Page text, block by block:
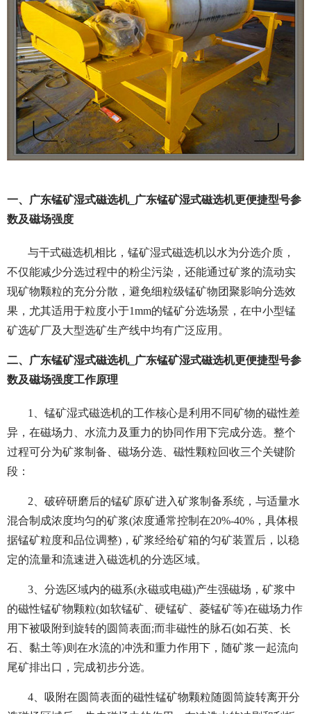
一、广东锰矿湿式磁选机_广东锰矿湿式磁选机更便捷型号参
数及磁场强度
与干式磁选机相比，锰矿湿式磁选机以水为分选介质，
不仅能减少分选过程中的粉尘污染，还能通过矿浆的流动实
现矿物颗粒的充分分散，避免细粒级锰矿物团聚影响分选效
果，尤其适用于粒度小于1mm的锰矿分选场景，在中小型锰
矿选矿厂及大型选矿生产线中均有广泛应用。
二、广东锰矿湿式磁选机_广东锰矿湿式磁选机更便捷型号参
数及磁场强度工作原理
1、锰矿湿式磁选机的工作核心是利用不同矿物的磁性差
异，在磁场力、水流力及重力的协同作用下完成分选。整个
过程可分为矿浆制备、磁场分选、磁性颗粒回收三个关键阶
段：
2、破碎研磨后的锰矿原矿进入矿浆制备系统，与适量水
混合制成浓度均匀的矿浆(浓度通常控制在20%-40%，具体根
据锰矿粒度和品位调整)，矿浆经给矿箱的匀矿装置后，以稳
定的流量和流速进入磁选机的分选区域。
3、分选区域内的磁系(永磁或电磁)产生强磁场，矿浆中
的磁性锰矿物颗粒(如软锰矿、硬锰矿、菱锰矿等)在磁场力作
用下被吸附到旋转的圆筒表面;而非磁性的脉石(如石英、长
石、黏土等)则在水流的冲洗和重力作用下，随矿浆一起流向
尾矿排出口，完成初步分选。
4、吸附在圆筒表面的磁性锰矿物颗粒随圆筒旋转离开分